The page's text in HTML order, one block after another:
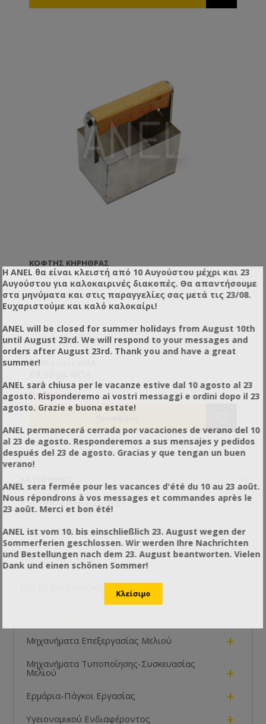
ΚΌΦΤΗΣ ΚΗΡΉΘΡΑΣ
Κωδικός προϊόντος: YW517801
Κόφτης Κηρήθρας
€8,00 χωρίς ΦΠΑ
Μη διαθέσιμο
Για το Μελισσοκομείο +
Για το Μελισσοκομικό Εργαστήριο +
Για τις Μέλισσες +
Για το Μελισσοκόμο
Μηχανήματα Επεξεργασίας Μελιού +
Μηχανήματα Τυποποίησης-Συσκευασίας
Μελιού +
Ερμάρια-Πάγκοι Εργασίας +
Υγειονομικού Ενδιαφέροντος +
Η ANEL θα είναι κλειστή από 10 Αυγούστου μέχρι και 23
Αυγούστου για καλοκαιρινές διακοπές. Θα απαντήσουμε
στα μηνύματα και στις παραγγελίες σας μετά τις 23/08.
Ευχαριστούμε και καλό καλοκαίρι!
ANEL will be closed for summer holidays from August 10th
until August 23rd. We will respond to your messages and
orders after August 23rd. Thank you and have a great
summer!
ANEL sarà chiusa per le vacanze estive dal 10 agosto al 23
agosto. Risponderemo ai vostri messaggi e ordini dopo il 23
agosto. Grazie e buona estate!
ANEL permanecerá cerrada por vacaciones de verano del 10
al 23 de agosto. Responderemos a sus mensajes y pedidos
después del 23 de agosto. Gracias y que tengan un buen
verano!
ANEL sera fermée pour les vacances d'été du 10 au 23 août.
Nous répondrons à vos messages et commandes après le
23 août. Merci et bon été!
ANEL ist vom 10. bis einschließlich 23. August wegen der
Sommerferien geschlossen. Wir werden Ihre Nachrichten
und Bestellungen nach dem 23. August beantworten. Vielen
Dank und einen schönen Sommer!